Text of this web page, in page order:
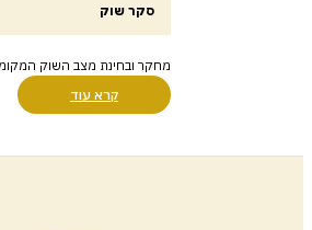
סקר שוק
מחקר ובחינת מצב השוק
קרא עוד